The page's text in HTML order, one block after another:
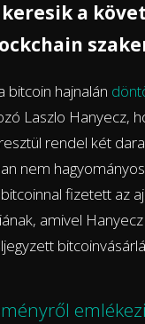
a
bitcoin hajnalán
Laszlo Hanyecz,
rendel két
nem
fizetett az
amivel